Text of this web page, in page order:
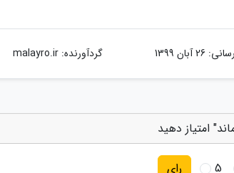
26 آبان 1399 گردآورنده:malayro.ir
امتیاز دهید
5 رای